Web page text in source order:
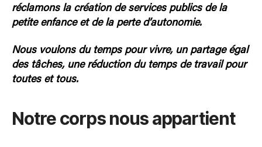
réclamons la création de services publics de la
petite enfance et de la perte d’autonomie.
Nous voulons du temps pour vivre, un partage égal
des tâches, une réduction du temps de travail pour
toutes et tous.
Notre corps nous appartient